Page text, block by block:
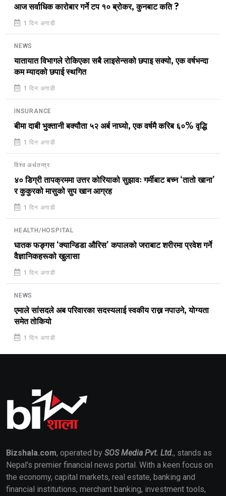
आज सर्वाधिक कारोबार गर्ने टप १० ब्रोकर, कुनबाट कति ?
1 दिन अगाडी
NEWS
यातायात विभागले रोकिएका सबै लाइसेन्सको छपाइ सक्यो, एक वर्षभन्दा
कम म्यादको छपाई स्थगित
1 दिन अगाडी
INSURANCE
बीमा दाबी भुक्तानी बक्यौता ५२ अर्ब नाघ्यो, एक वर्षमै करिब ६०% वृद्धि
1 दिन अगाडी
विश्व अर्थतन्त्र
४० डिग्री तापक्रममा उत्तर कोरियाको सुझावः गर्मीबाट बच्न ‘तातो खाना’
र कुकुरको मासुको सुप खान आग्रह
1 दिन अगाडी
HEALTH/HOSPITAL
घातक फङ्गस ‘क्यान्डिडा औरिस’ कपालको जराबाट शरीरमा प्रवेश गर्ने
वैज्ञानिकहरूको खुलासा
1 दिन अगाडी
NEWS
एमाले सांसदले अब परिवारका सदस्यलाई स्वकीय राख्न नपाउने, योग्यता
समेत तोकियो
1 दिन अगाडी
Bizshala.com, operated by SOS Media Pvt. Ltd., stands as
Nepal's premier financial news portal. With a keen focus on
the economy, capital markets, real estate, banking and
financial institutions, merchant banking, investment tools,